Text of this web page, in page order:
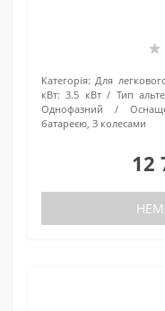
Категорія: Для
кВт: 3.5 кВт Тип
Однофазний
батареєю, З колесами
12